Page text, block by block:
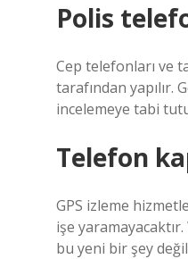
Polis
Cep telefonları ve
tarafından
incelemeye tabi
Telefon
GPS izleme
işe
bu yeni bir şey